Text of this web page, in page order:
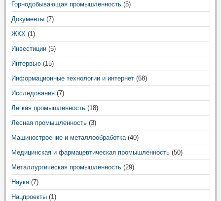
Горнодобывающая промышленность (5)
Документы (7)
ЖКХ (1)
Инвестиции (5)
Интервью (15)
Информационные технологии и интернет (68)
Исследования (7)
Легкая промышленность (18)
Лесная промышленность (3)
Машиностроение и металлообработка(40)
Медицинская и фармацевтическая промышленность (50)
Металлургическая промышленность (29)
Наука(7)
Нацпроекты (1)